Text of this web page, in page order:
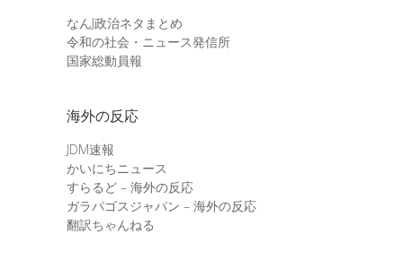
なんJ政治ネタまとめ
令和の社会・ニュース発信所
国家総動員報
海外の反応
JDM速報
かいにちニュース
すらるど – 海外の反応
ガラパゴスジャパン – 海外の反応
翻訳ちゃんねる